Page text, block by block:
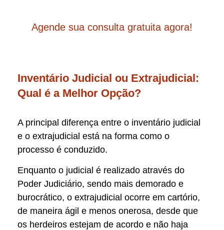
Agende sua consulta gratuita agora!
Inventário Judicial ou Extrajudicial:
Qual é a Melhor Opção?
A principal diferença entre o inventário judicial
e o extrajudicial está na forma como o
processo é conduzido.
Enquanto o judicial é realizado através do
Poder Judiciário, sendo mais demorado e
burocrático, o extrajudicial ocorre em cartório,
de maneira ágil e menos onerosa, desde que
os herdeiros estejam de acordo e não haja